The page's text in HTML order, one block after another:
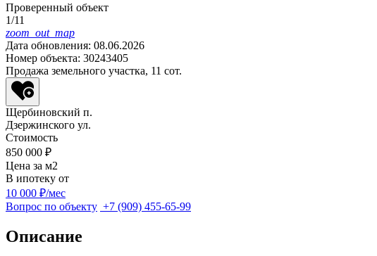
Проверенный объект
1/11
zoom_out_map
Дата обновления: 08.06.2026
Номер объекта: 30243405
Продажа земельного участка, 11 сот.
Щербиновский п.
Дзержинского ул.
Стоимость
850 000 ₽
Цена за м2
В ипотеку от
10 000 ₽/мес
Вопрос по объекту +7 (909) 455-65-99
Описание